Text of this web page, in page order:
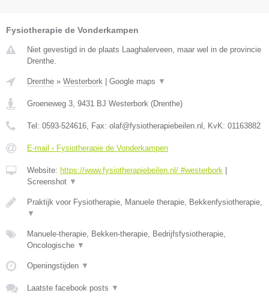
Fysiotherapie de Vonderkampen
Niet gevestigd in de plaats Laaghalerveen, maar wel in de provincie
Drenthe.
Drenthe » Westerbork Google maps ▼
Groeneweg 3 9431 BJ Westerbork (Drenthe)
Tel: 0593-524616 , Fax: olaf@fysiotherapiebeilen.nl , KvK: 01163882
E-mail › Fysiotherapie de Vonderkampen
Website: https://www.fysiotherapiebeilen.nl/ #westerbork
Screenshot ▼
Praktijk voor Fysiotherapie, Manuele therapie, Bekkenfysiotherapie,
▼
Manuele-therapie, Bekken-therapie, Bedrijfsfysiotherapie,
Oncologische ▼
Openingstijden ▼
Laatste facebook posts ▼